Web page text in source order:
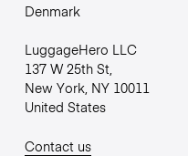
Denmark
LuggageHero LLC
137 W 25th St,
New York, NY 10011
United States
Contact us